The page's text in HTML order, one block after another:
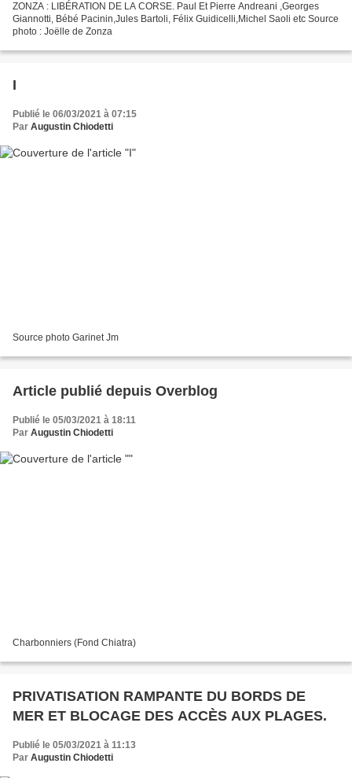
ZONZA : LIBÉRATION DE LA CORSE. Paul Et Pierre Andreani ,Georges
Giannotti, Bébé Pacinin,Jules Bartoli, Félix Guidicelli,Michel Saoli etc Source
photo : Joëlle de Zonza
I
Publié le 06/03/2021 à 07:15
Par Augustin Chiodetti
Source photo Garinet Jm
Article publié depuis Overblog
Publié le 05/03/2021 à 18:11
Par Augustin Chiodetti
Charbonniers (Fond Chiatra)
PRIVATISATION RAMPANTE DU BORDS DE
MER ET BLOCAGE DES ACCÈS AUX PLAGES.
Publié le 05/03/2021 à 11:13
Par Augustin Chiodetti